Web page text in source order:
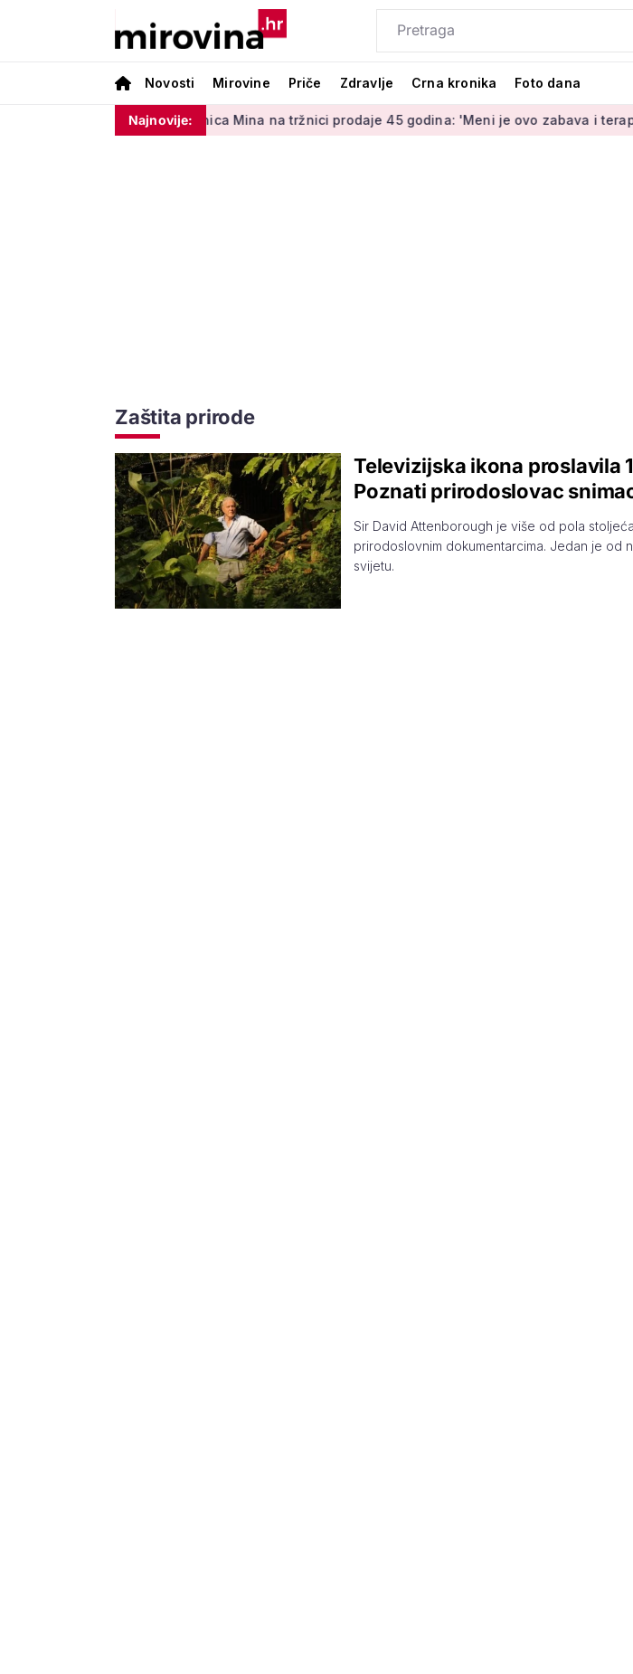
Novosti Mirovine Priče Zdravlje Crna kronika Foto dana
Najnovije:
Umirovljenica Mina na tržnici prodaje 45 godina: 'Meni je ovo zabava i terapija'
Zaštita prirode
Televizijska ikona proslavila
Poznati prirodoslovac
Sir David Attenborough je više od pola
prirodoslovnim dokumentarcima. Jedan je od
svijetu.